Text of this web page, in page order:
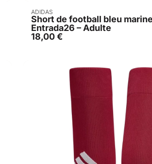
ADIDAS
Short de football bleu
Entrada26 – Adulte
18,00€